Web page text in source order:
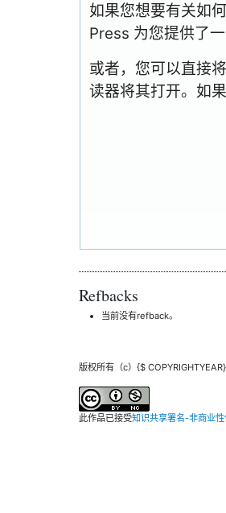
如果您想要有关如
Press 为您提供了
或者，您可以直接
读器将其打开。如
Refbacks
当前没有refback。
版权所有（c）{$
此作品已接受知识共享署名-非商业